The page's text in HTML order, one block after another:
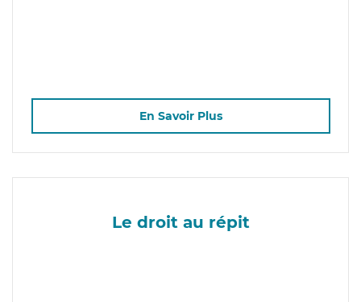
En Savoir Plus
Le droit au répit